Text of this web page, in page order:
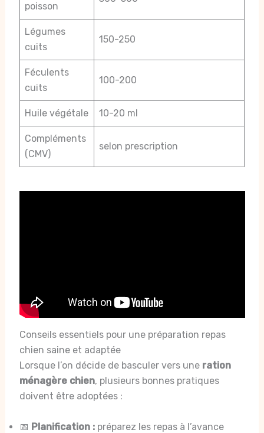
poisson
Légumes
cuits
150-250
Féculents
cuits
100-200
Huile végétale 10-20 ml
Compléments
(CMV)
selon prescription
Conseils essentiels pour une préparation repas
chien saine et adaptée
Lorsque l’on décide de basculer vers une ration
ménagère chien, plusieurs bonnes pratiques
doivent être adoptées :
📅 Planification :préparez les repas à l’avance